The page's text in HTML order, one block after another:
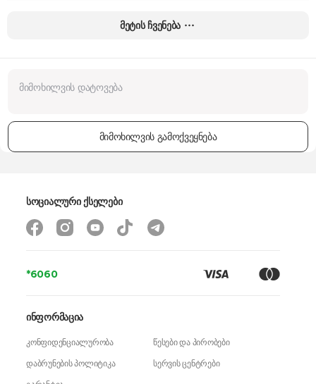
მეტის ჩვენება
მიმოხილვის გამოქვეყნება
*6060
ინფორმაცია
კონფიდენციალურობა
წესები და პირობები
დაბრუნების პოლიტიკა
სერვის ცენტრები
სოციალური ქსელები